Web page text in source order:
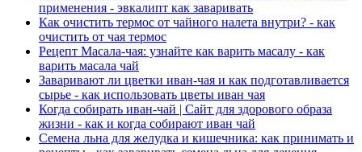
применения - эвкалипт как заваривать
Как очистить термос от чайного налета внутри? - как
очистить от чая термос
Рецепт Масала-чая: узнайте как варить масалу - как
варить масала чай
Заваривают ли цветки иван-чая и как подготавливается
сырье - как использовать цветы иван чая
Когда собирать иван-чай | Сайт для здорового образа
жизни - как и когда собирают иван чай
Семена льна для желудка и кишечника: как принимать и